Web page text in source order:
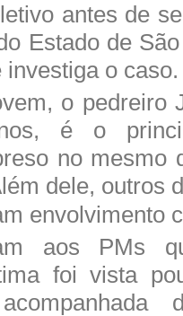
antes de
Estado de
o caso.
o pedreiro
é o
no mesmo
dele, outros
envolvimento
aos PMs
foi vista